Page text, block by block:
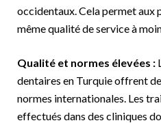
occidentaux. Cela permet aux
même qualité de service à
Qualité et normes élevées :
dentaires en Turquie offrent
normes internationales. Les
effectués dans des cliniques